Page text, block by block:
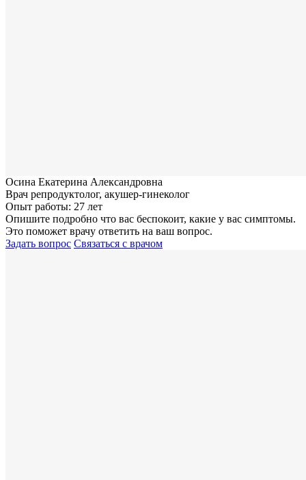
Осина Екатерина Александровна
Врач репродуктолог, акушер-гинеколог
Опыт работы: 27 лет
Опишите подробно что вас беспокоит, какие у вас симптомы.
Это поможет врачу ответить на ваш вопрос.
Задать вопрос Связаться с врачом